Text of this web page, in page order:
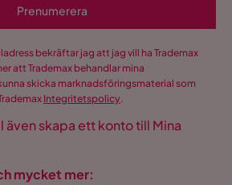
Prenumerera
bekräftar jag att jag vill ha Trademax
att Trademax behandlar mina
skicka marknadsföringsmaterial som
Integritetspolicy.
även skapa ett konto till Mina
mycket mer: